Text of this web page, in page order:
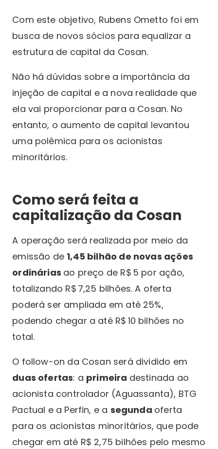
Com este objetivo, Rubens Ometto foi em
busca de novos sócios para equalizar a
estrutura de capital da Cosan.
Não há dúvidas sobre a importância da
injeção de capital e a nova realidade que
ela vai proporcionar para a Cosan. No
entanto, o aumento de capital levantou
uma polêmica para os acionistas
minoritários.
Como será feita a
capitalização da Cosan
A operação será realizada por meio da
emissão de 1,45 bilhão de novas ações
ordinárias ao preço de R$ 5 por ação,
totalizando R$ 7,25 bilhões. A oferta
poderá ser ampliada em até 25%,
podendo chegar a até R$ 10 bilhões no
total.
O follow-on da Cosan será dividido em
duas ofertas: a primeira destinada ao
acionista controlador (Aguassanta), BTG
Pactual e a Perfin, e a segunda oferta
para os acionistas minoritários, que pode
chegar em até R$ 2,75 bilhões pelo mesmo